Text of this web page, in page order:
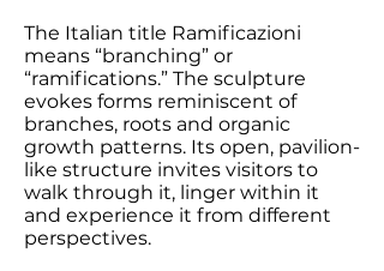
The Italian title Ramificazioni
means “branching” or
“ramifications.” The sculpture
evokes forms reminiscent of
branches, roots and organic
growth patterns. Its open, pavilion-
like structure invites visitors to
walk through it, linger within it
and experience it from different
perspectives.